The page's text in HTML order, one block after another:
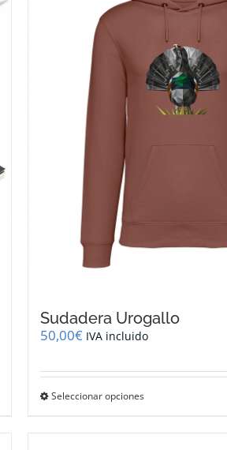
Sudadera Urogallo
50,00€ IVA incluido
Seleccionar opciones